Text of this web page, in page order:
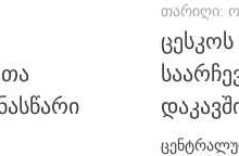
თარიღი:
ცესკოს